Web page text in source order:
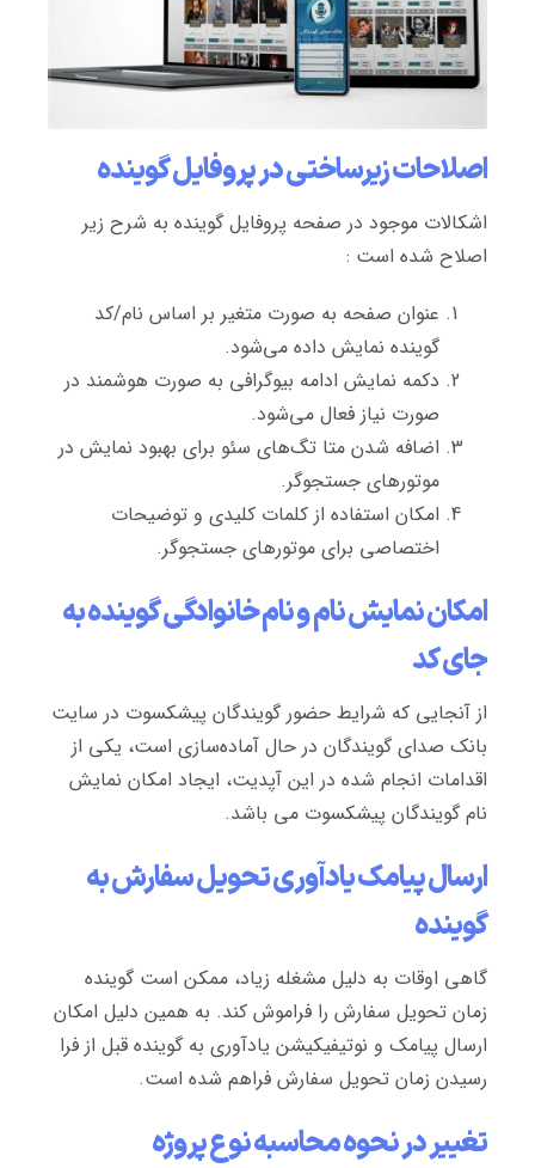
اصلاحات زیرساختی در پروفایل گوینده
اشکالات موجود در صفحه پروفایل گوینده به شرح زیر
اصلاح شده است :
عنوان صفحه به صورت متغیر بر اساس نام/کد
گوینده نمایش داده می‌شود.
دکمه نمایش ادامه بیوگرافی به صورت هوشمند در
صورت نیاز فعال می‌شود.
اضافه شدن متا تگ‌های سئو برای بهبود نمایش در
موتورهای جستجوگر.
امکان استفاده از کلمات کلیدی و توضیحات
اختصاصی برای موتورهای جستجوگر.
امکان نمایش نام و نام خانوادگی گوینده به
جای کد
از آنجایی که شرایط حضور گویندگان پیشکسوت در سایت
بانک صدای گویندگان در حال آماده‌سازی است، یکی از
اقدامات انجام شده در این آپدیت، ایجاد امکان نمایش
نام گویندگان پیشکسوت می باشد.
ارسال پیامک یادآوری تحویل سفارش به
گوینده
گاهی اوقات به دلیل مشغله زیاد، ممکن است گوینده
زمان تحویل سفارش را فراموش کند. به همین دلیل امکان
ارسال پیامک و نوتیفیکیشن یادآوری به گوینده قبل از فرا
رسیدن زمان تحویل سفارش فراهم شده است.
تغییر در نحوه محاسبه نوع پروژه